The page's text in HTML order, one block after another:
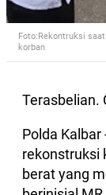
Foto:Rekontruksi
korban
Terasbelian.
Polda
rekonstruksi
berat yang